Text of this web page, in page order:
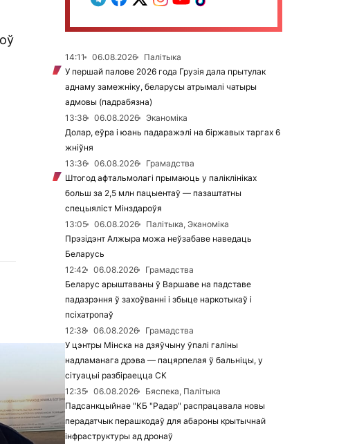
14:11 06.08.2026
Палітыка
У першай палове 2026 года Грузія дала прытулак
аднаму замежніку, беларусы атрымалі чатыры
адмовы (падрабязна)
13:38
06.08.2026
Эканоміка
Долар, еўра і юань падаражэлі на біржавых таргах 6
жніўня
13:36
06.08.2026
Грамадства
Штогод афтальмолагі прымаюць у паліклініках
больш за 2,5 млн пацыентаў — пазаштатны
спецыяліст Мінздароўя
13:05
06.08.2026
Палітыка, Эканоміка
Прэзідэнт Алжыра можа неўзабаве наведаць
Беларусь
12:42
06.08.2026
Грамадства
Беларус арыштаваны ў Варшаве на падставе
падазрэння ў захоўванні і збыце наркотыкаў і
псіхатропаў
12:38
06.08.2026
Грамадства
У цэнтры Мінска на дзяўчыну ўпалі галіны
надламанага дрэва — пацярпелая ў бальніцы, у
сітуацыі разбіраецца СК
12:35
06.08.2026
Бяспека, Палітыка
Падсанкцыйнае "КБ "Радар" распрацавала новы
перадатчык перашкодаў для абароны крытычнай
інфраструктуры ад дронаў